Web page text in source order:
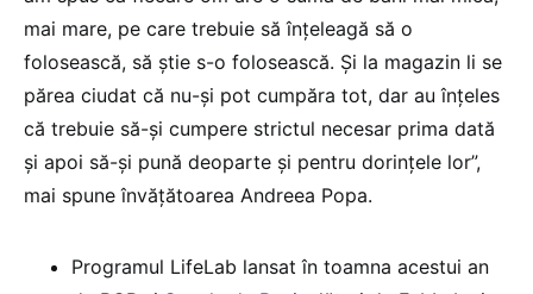
mai mare, pe care trebuie să înțeleagă să o
folosească, să știe s-o folosească. Și la magazin li se
părea ciudat că nu-și pot cumpăra tot, dar au înțeles
că trebuie să-și cumpere strictul necesar prima dată
și apoi să-și pună deoparte și pentru dorințele lor”,
mai spune învățătoarea Andreea Popa.
Programul LifeLab lansat în toamna acestui an